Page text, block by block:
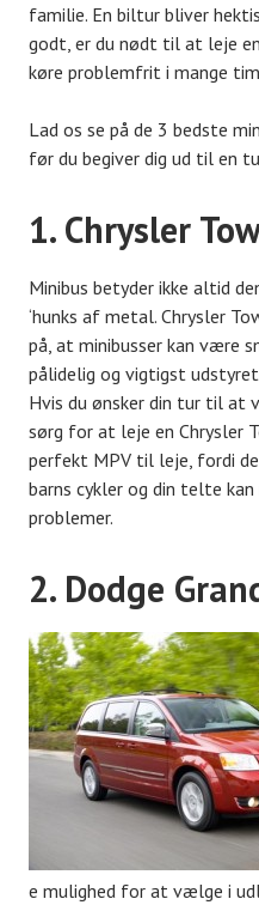
familie. En biltur bliver
godt, er du nødt til at leje
køre problemfrit i mange
Lad os se på de 3 bedste
før du begiver dig ud til en
1. Chrysler
Minibus betyder ikke altid
‘hunks af metal. Chrysler
på, at minibusser kan være
pålidelig og vigtigst
Hvis du ønsker din tur til
sørg for at leje en Chrysler
perfekt MPV til leje, fordi
barns cykler og din telte
problemer.
2. Dodge
e mulighed for at vælge i